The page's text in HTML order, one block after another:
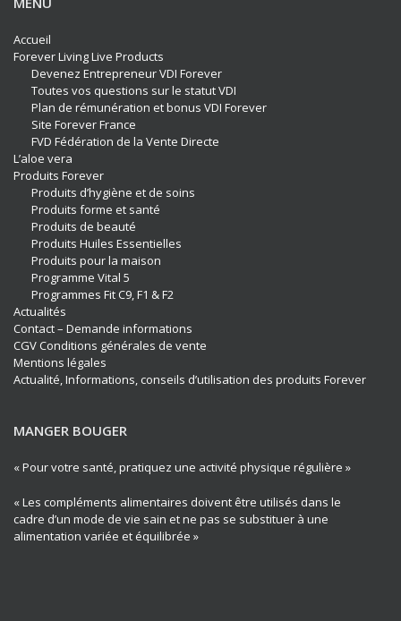
Accueil
Forever Living Live Products
Devenez Entrepreneur VDI Forever
Toutes vos questions sur le statut VDI
Plan de rémunération et bonus VDI Forever
Site Forever France
FVD Fédération de la Vente Directe
L’aloe vera
Produits Forever
Produits d’hygiène et de soins
Produits forme et santé
Produits de beauté
Produits Huiles Essentielles
Produits pour la maison
Programme Vital 5
Programmes Fit C9, F1 & F2
Actualités
Contact – Demande informations
CGV Conditions générales de vente
Mentions légales
Actualité, Informations, conseils d’utilisation des produits Forever
MANGER BOUGER
« Pour votre santé, pratiquez une activité physique régulière »
« Les compléments alimentaires doivent être utilisés dans le
cadre d’un mode de vie sain et ne pas se substituer à une
alimentation variée et équilibrée »